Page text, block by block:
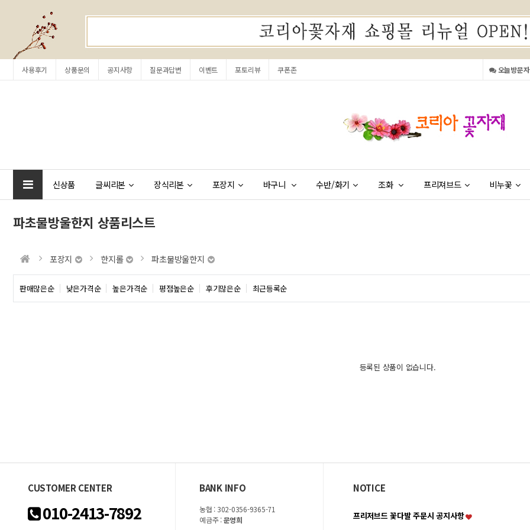
사용후기 상품문의 공지사항 질문과답변 이벤트 포토리뷰 쿠폰존 오늘방문
신상품 글씨리본 장식리본 포장지 바구니 수반/화기 조화 프리져브드 비누꽃
파초물방울한지 상품리스트
포장지 한지롤 파초물방울한지
판매많은순 낮은가격순 높은가격순 평점높은순 후기많은순 최근등록순
등록된 상품이 없습니다.
CUSTOMER CENTER
010-2413-7892
BANK INFO
농협 : 302-0356-9365-71
예금주 :문영희
NOTICE
프리저브드 꽃다발 주문시 공지사항